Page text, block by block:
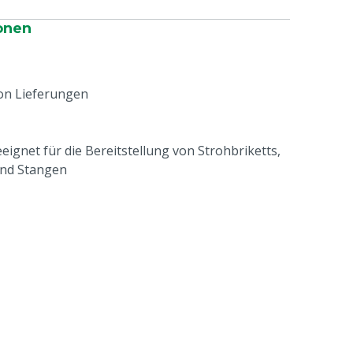
Lieferungen
für die Bereitstellung von Strohbriketts,
Stangen